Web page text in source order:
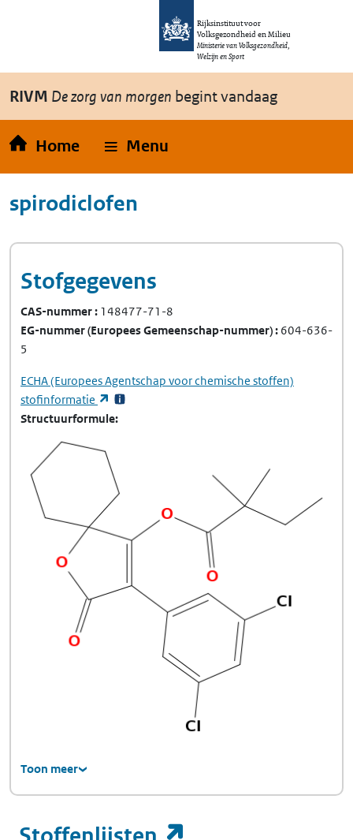
Overslaan en naar de inhoud gaan
Rijksinstituut voor
Volksgezondheid en Milieu
Ministerie van Volksgezondheid,
Welzijn en Sport
RIVM De zorg van morgen begint vandaag
Home Menu
spirodiclofen
Stofgegevens
CAS-nummer 148477-71-8
EG-nummer(Europees Gemeenschap-nummer) 604-636-
5
ECHA(Europees Agentschap voor chemische stoffen)
stofinformatie
(opent in een nieuw tabblad)
Structuurformule
Toon meer